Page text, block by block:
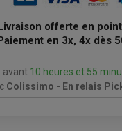
offerte en
en 3x, 4x dès
avant 10 heures et 55
Colissimo - En relais